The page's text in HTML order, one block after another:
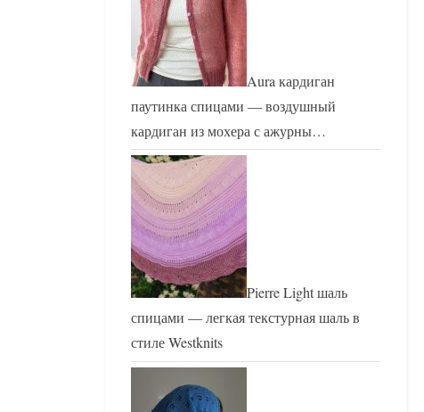
Aura кардиган
паутинка спицами — воздушный
кардиган из мохера с ажурны…
Pierre Light шаль
спицами — легкая текстурная шаль в
стиле Westknits